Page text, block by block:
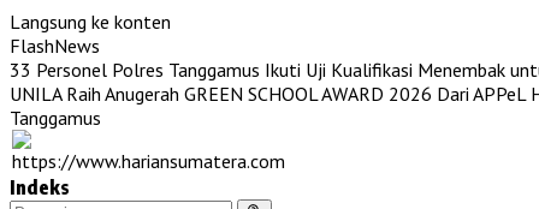
Langsung ke konten
FlashNews
33 Personel Polres Tanggamus Ikuti Uji Kualifikasi Menembak
UNILA Raih Anugerah GREEN SCHOOL AWARD 2026 Dari APPeL
Tanggamus
Indeks